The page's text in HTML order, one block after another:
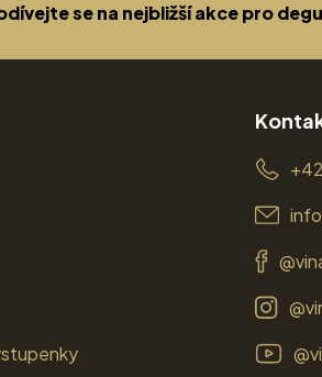
se na nejbližší akce pro